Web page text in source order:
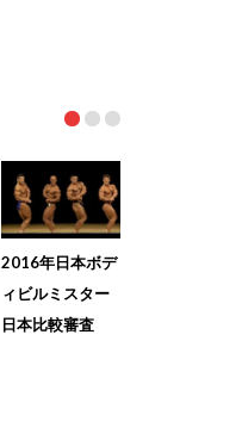
2016年日本ボデ
ィビルミスター
日本比較審査